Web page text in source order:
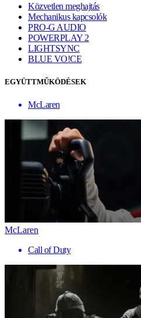
Közvetlen meghajtás
Mechanikus kapcsolók
PRO-G AUDIO
POWERPLAY 2
LIGHTSYNC
BLUE VO!CE
EGYÜTTMŰKÖDÉSEK
McLaren
McLaren
Call of Duty